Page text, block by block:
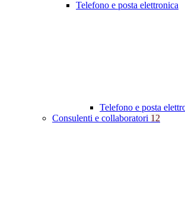
Telefono e posta elettronica
Telefono e posta
Consulenti e collaboratori 12